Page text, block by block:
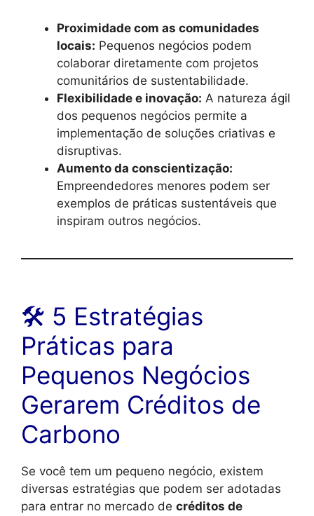
Proximidade com as comunidades
locais: Pequenos negócios podem
colaborar diretamente com projetos
comunitários de sustentabilidade.
Flexibilidade e inovação: A natureza ágil
dos pequenos negócios permite a
implementação de soluções criativas e
disruptivas.
Aumento da conscientização:
Empreendedores menores podem ser
exemplos de práticas sustentáveis que
inspiram outros negócios.
🛠️ 5 Estratégias
Práticas para
Pequenos Negócios
Gerarem Créditos de
Carbono
Se você tem um pequeno negócio, existem
diversas estratégias que podem ser adotadas
para entrar no mercado de créditos de